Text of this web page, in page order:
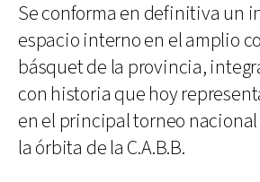
Se conforma en definitiva un
espacio interno en el amplio
básquet de la provincia,
con historia que hoy
en el principal torneo
la órbita de la C.A.B.B.